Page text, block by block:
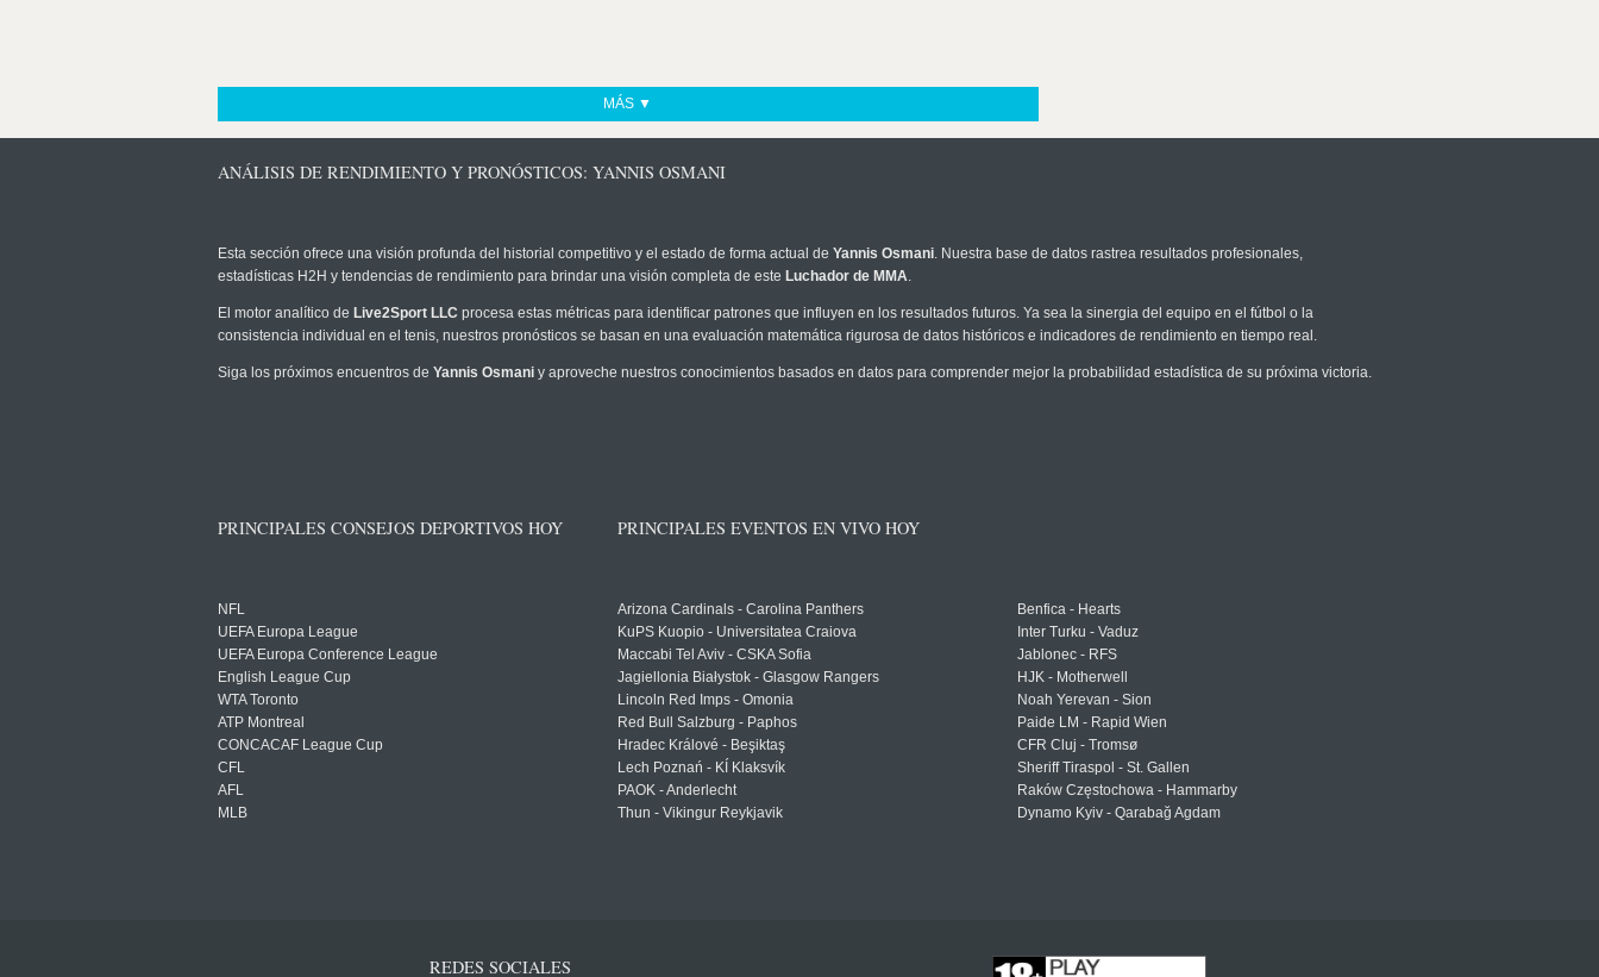
MÁS ▼
ANÁLISIS DE RENDIMIENTO Y PRONÓSTICOS: YANNIS OSMANI
Esta sección ofrece una visión profunda del historial competitivo y el estado de forma actual de Yannis Osmani. Nuestra base de datos rastrea resultados profesionales,
estadísticas H2H y tendencias de rendimiento para brindar una visión completa de este Luchador de MMA.
El motor analítico de Live2Sport LLC procesa estas métricas para identificar patrones que influyen en los resultados futuros. Ya sea la sinergia del equipo en el fútbol o la
consistencia individual en el tenis, nuestros pronósticos se basan en una evaluación matemática rigurosa de datos históricos e indicadores de rendimiento en tiempo real.
Siga los próximos encuentros de Yannis Osmani y aproveche nuestros conocimientos basados en datos para comprender mejor la probabilidad estadística de su próxima victoria.
PRINCIPALES CONSEJOS DEPORTIVOS HOY
NFL
UEFA Europa League
UEFA Europa Conference League
English League Cup
WTA Toronto
ATP Montreal
CONCACAF League Cup
CFL
AFL
MLB
PRINCIPALES EVENTOS EN VIVO HOY
Arizona Cardinals - Carolina Panthers
KuPS Kuopio - Universitatea Craiova
Maccabi Tel Aviv - CSKA Sofia
Jagiellonia Białystok - Glasgow Rangers
Lincoln Red Imps - Omonia
Red Bull Salzburg - Paphos
Hradec Králové - Beşiktaş
Lech Poznań - KÍ Klaksvík
PAOK - Anderlecht
Thun - Vikingur Reykjavik
Benfica - Hearts
Inter Turku - Vaduz
Jablonec - RFS
HJK - Motherwell
Noah Yerevan - Sion
Paide LM - Rapid Wien
CFR Cluj - Tromsø
Sheriff Tiraspol - St. Gallen
Raków Częstochowa - Hammarby
Dynamo Kyiv - Qarabağ Agdam
REDES SOCIALES